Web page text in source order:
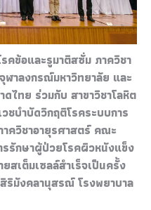
คข้อและรูมาติสซั่ม ภาควิชา
าลงกรณ์มหาวิทยาลัย และ
ไทย ร่วมกับ สาขาวิชาโลหิต
ชบำบัดวิกฤติโรคระบบการ
าควิชาอายุรศาสตร์ คณะ
รักษาผู้ป่วยโรคผิวหนังแข็ง
เต็มเซลล์สำเร็จเป็นครั้ง
ริมังคลานุสรณ์ โรงพยาบาล